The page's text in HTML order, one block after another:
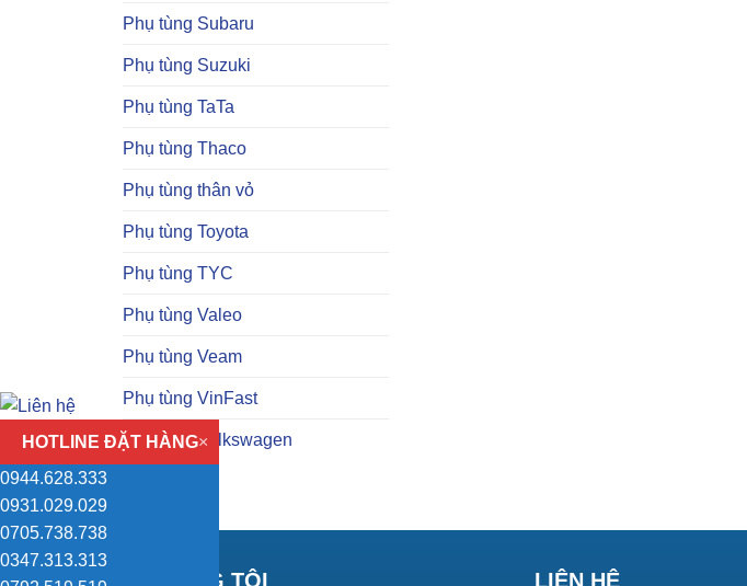
Phụ tùng Subaru
Phụ tùng Suzuki
Phụ tùng TaTa
Phụ tùng Thaco
Phụ tùng thân vỏ
Phụ tùng Toyota
Phụ tùng TYC
Phụ tùng Valeo
Phụ tùng Veam
Phụ tùng VinFast
Phụ tùng Volkswagen
VỀ CHÚNG TÔI LIÊN HỆ
HOTLINE ĐẶT HÀNG×
0944.628.333
0931.029.029
0705.738.738
0347.313.313